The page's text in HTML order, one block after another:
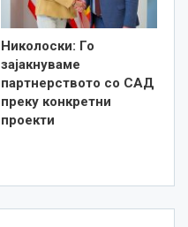
Николоски: Го
зајакнуваме
партнерството со САД
преку конкретни
проекти